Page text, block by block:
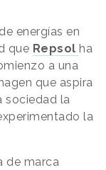
energías en
que Repsol ha
a una
que aspira
sociedad la
la
de marca